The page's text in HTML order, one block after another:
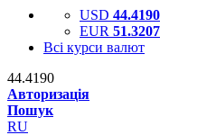
USD 44.4190
EUR 51.3207
Всі курси валют
44.4190
Авторизація
Пошук
RU